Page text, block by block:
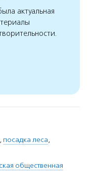
актуальная
, посадка леса,
общественная